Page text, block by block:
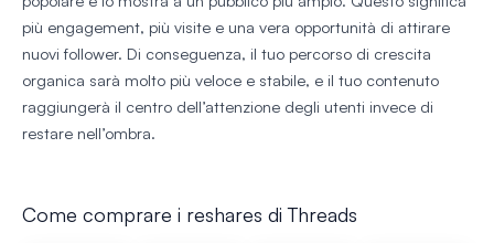
più engagement, più visite e una vera opportunità di attirare
nuovi follower. Di conseguenza, il tuo percorso di crescita
organica sarà molto più veloce e stabile, e il tuo contenuto
raggiungerà il centro dell’attenzione degli utenti invece di
restare nell’ombra.
Come comprare i reshares di Threads